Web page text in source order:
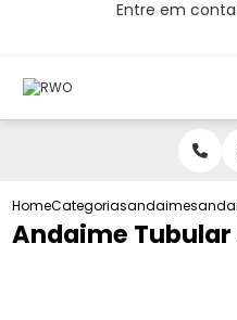
Entre em
HomeCategoriasandaimes
Andaime